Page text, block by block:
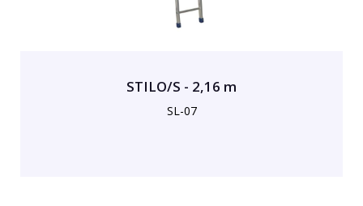
STILO/S - 2,16 m
SL-07